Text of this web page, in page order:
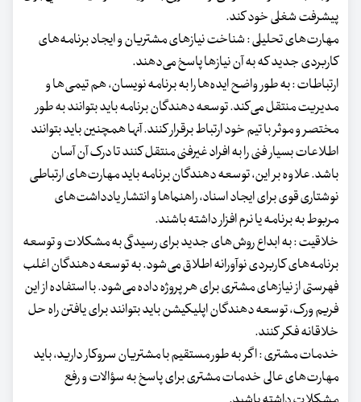
پیشرفت شغلی خود کند.
مهارت‌های تحلیلی : شناخت نیازهای مشتریان و ایجاد برنامه‌های
کاربردی جدید که به آن نیازها پاسخ می‌دهند.
ارتباطات : به طور واضح ایده‌ها را به برنامه نویسان، هم تیمی‌ها و
مدیریت منتقل می‌کند. توسعه دهندگان برنامه باید بتوانند به طور
مختصر و موثر با تیم خود ارتباط برقرار کنند. آنها همچنین باید بتوانند
اطلاعات بسیار فنی را به افراد غیرفنی منتقل کنند تا درک آن آسان
باشد. علاوه بر این، توسعه دهندگان برنامه باید مهارت‌های ارتباطی
نوشتاری قوی برای ایجاد اسناد، راهنماها و انتشار یادداشت‌های
مربوط به برنامه یا نرم افزار داشته باشند.
خلاقیت : به ابداع روش‌های جدید برای رسیدگی به مشکلات و توسعه
برنامه‌های کاربردی نوآورانه اطلاق می‌شود. به توسعه دهندگان اغلب
فهرستی از نیازهای مشتری برای هر پروژه داده می‌شود. با استفاده از این
فریم ورک، توسعه دهندگان اپلیکیشن باید بتوانند برای یافتن راه حل
خلاقانه فکر کنند.
خدمات مشتری : اگر به طور مستقیم با مشتریان سروکار دارید، باید
مهارت‌های عالی خدمات مشتری برای پاسخ به سؤالات و رفع